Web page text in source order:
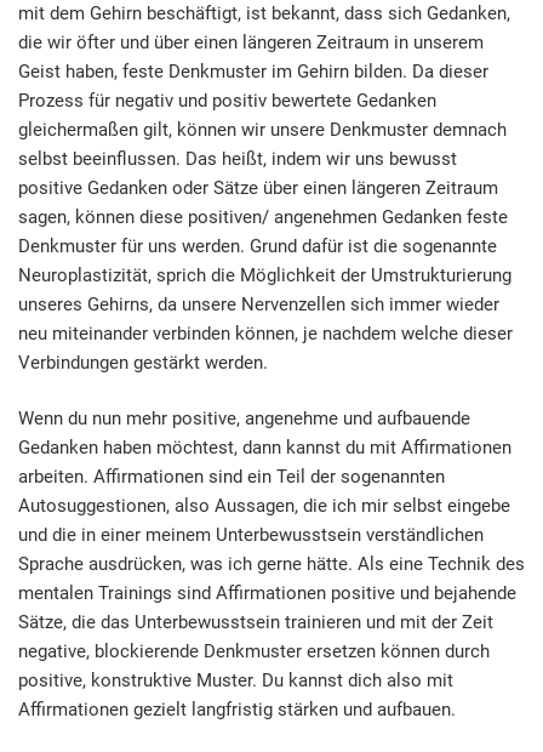
mit dem Gehirn beschäftigt, ist bekannt, dass sich Gedanken,
die wir öfter und über einen längeren Zeitraum in unserem
Geist haben, feste Denkmuster im Gehirn bilden. Da dieser
Prozess für negativ und positiv bewertete Gedanken
gleichermaßen gilt, können wir unsere Denkmuster demnach
selbst beeinflussen. Das heißt, indem wir uns bewusst
positive Gedanken oder Sätze über einen längeren Zeitraum
sagen, können diese positiven/ angenehmen Gedanken feste
Denkmuster für uns werden. Grund dafür ist die sogenannte
Neuroplastizität, sprich die Möglichkeit der Umstrukturierung
unseres Gehirns, da unsere Nervenzellen sich immer wieder
neu miteinander verbinden können, je nachdem welche dieser
Verbindungen gestärkt werden.
Wenn du nun mehr positive, angenehme und aufbauende
Gedanken haben möchtest, dann kannst du mit Affirmationen
arbeiten. Affirmationen sind ein Teil der sogenannten
Autosuggestionen, also Aussagen, die ich mir selbst eingebe
und die in einer meinem Unterbewusstsein verständlichen
Sprache ausdrücken, was ich gerne hätte. Als eine Technik des
mentalen Trainings sind Affirmationen positive und bejahende
Sätze, die das Unterbewusstsein trainieren und mit der Zeit
negative, blockierende Denkmuster ersetzen können durch
positive, konstruktive Muster. Du kannst dich also mit
Affirmationen gezielt langfristig stärken und aufbauen.